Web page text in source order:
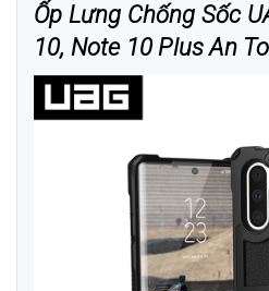
Ốp Lưng Chống Sốc
10, Note 10 Plus An